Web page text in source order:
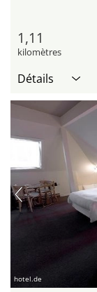
1,11
kilomètres
Détails
hotel.de